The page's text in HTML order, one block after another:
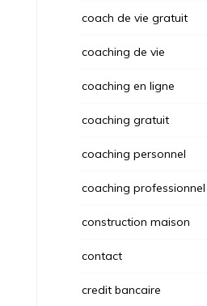
coach de vie gratuit
coaching de vie
coaching en ligne
coaching gratuit
coaching personnel
coaching professionnel
construction maison
contact
credit bancaire